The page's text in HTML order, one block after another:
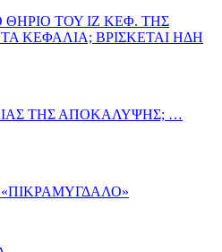
ΤΟΥ ΙΖ ΚΕΦ. ΤΗΣ
ΚΕΦΑΛΙΑ; ΒΡΙΣΚΕΤΑΙ ΗΔΗ
ΤΗΣ ΑΠΟΚΑΛΥΨΗΣ; …